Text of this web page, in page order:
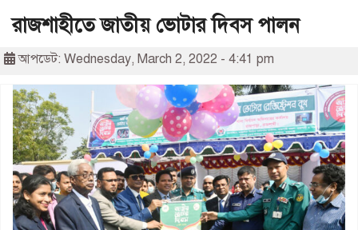
রাজশাহীতে জাতীয় ভোটার দিবস পালন
আপডেট: Wednesday, March 2, 2022 - 4:41 pm